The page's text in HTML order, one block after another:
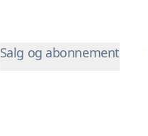
Salg og abonnement